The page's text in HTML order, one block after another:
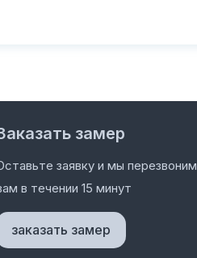
замер
заявку и мы перезвоним
в течении 15 минут
заказать замер